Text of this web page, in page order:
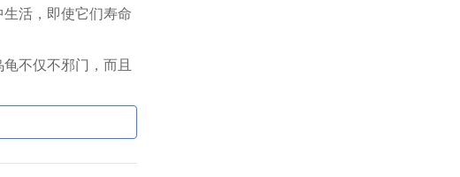
活，即使它们寿命
不仅不邪门，而且